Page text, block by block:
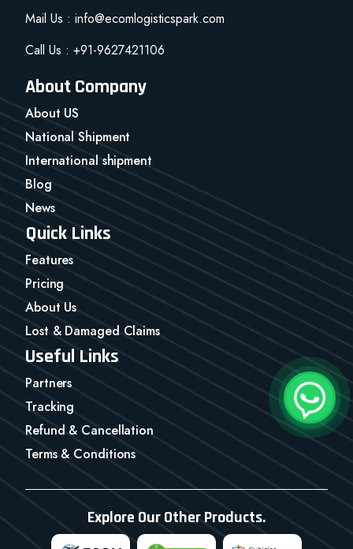
Mail Us : info@ecomlogisticspark.com
Call Us : +91-9627421106
About Company
About US
National Shipment
International shipment
Blog
News
Quick Links
Features
Pricing
About Us
Lost & Damaged Claims
Useful Links
Partners
Tracking
Refund & Cancellation
Terms & Conditions
Explore Our Other Products.